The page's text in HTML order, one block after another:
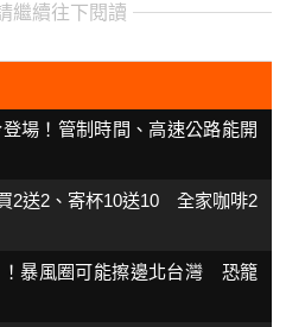
繼續往下閱讀
場！管制時間、高速公路能開
2送2、寄杯10送10 全家咖啡2
！暴風圈可能擦邊北台灣 恐籠